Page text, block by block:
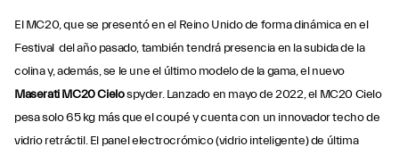
El MC20, que se presentó en el Reino Unido de forma dinámica en el
Festival del año pasado, también tendrá presencia en la subida de la
colina y, además, se le une el último modelo de la gama, el nuevo
Maserati MC20 Cielospyder. Lanzado en mayo de 2022, el MC20 Cielo
pesa solo 65 kg más que el coupé y cuenta con un innovador techo de
vidrio retráctil. El panel electrocrómico (vidrio inteligente) de última